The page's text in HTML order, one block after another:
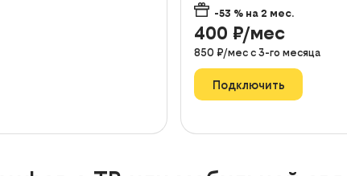
-53 % на2 мес.
400 ₽/мес
850 ₽/мес с3-го месяца
Подключить